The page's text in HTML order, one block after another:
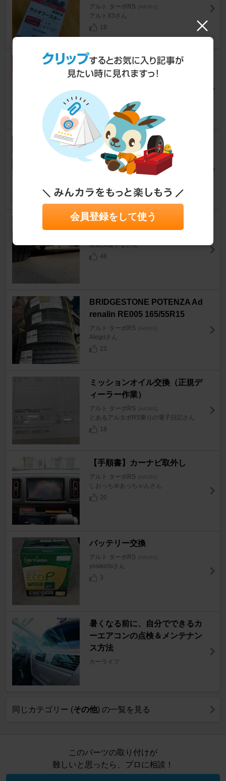
アルト ターボRS [HA36S]
アルトX3さん
16
ケミカル系 K TYPE 5W-40
アルト ターボRS [HA36S]
KAKIMOTO RACING / 柿本改
Class KR
アルト ターボRS
クマのムーさんさん
77
自作 フロントストレーキ
通勤快速やなさん
48
BRIDGESTONE POTENZA Ad
renalin RE005 165/55R15
アルト ターボRS [HA36S]
Alegriさん
23
ミッションオイル交換（正規デ
ィーラー作業）
アルト ターボRS [HA36S]
とあるアルタボRS乗りの電子日記さん
18
【手順書】カーナビ取外し
アルト ターボRS [HA36S]
しおっち＠あっちゃんさん
20
バッテリー交換
アルト ターボRS [HA36S]
yosikichiさん
3
暑くなる前に、自分でできるカ
ーエアコンの点検＆メンテナン
ス方法
カーライフ
同じカテゴリー (その他) の一覧を見る
このパーツの取り付けが
難しいと思ったら、プロに相談！
会員登録をして使う